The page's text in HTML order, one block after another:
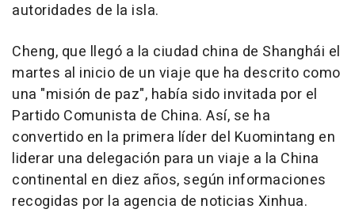
autoridades de la isla.
Cheng, que llegó a la ciudad china de Shanghái el
martes al inicio de un viaje que ha descrito como
una "misión de paz", había sido invitada por el
Partido Comunista de China. Así, se ha
convertido en la primera líder del Kuomintang en
liderar una delegación para un viaje a la China
continental en diez años, según informaciones
recogidas por la agencia de noticias Xinhua.